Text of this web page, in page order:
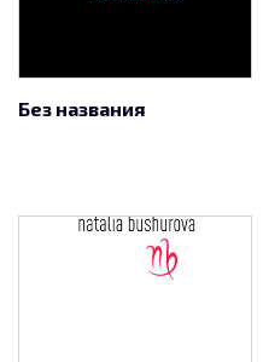
Без названия